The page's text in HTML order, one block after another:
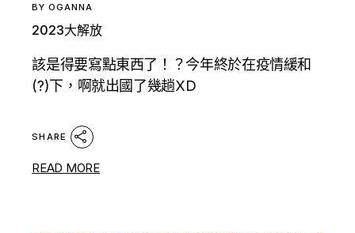
BY OGANNA
2023大解放
該是得要寫點東西了！？今年終於在疫情緩和
(?)下，啊就出國了幾趟XD
SHARE
READ MORE